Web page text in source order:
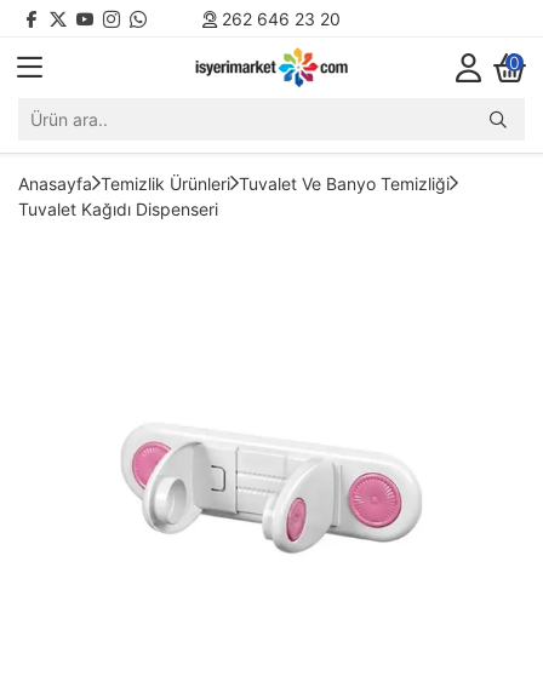
262 646 23 20
0
Anasayfa Temizlik Ürünleri Tuvalet Ve Banyo Temizliği
Tuvalet Kağıdı Dispenseri